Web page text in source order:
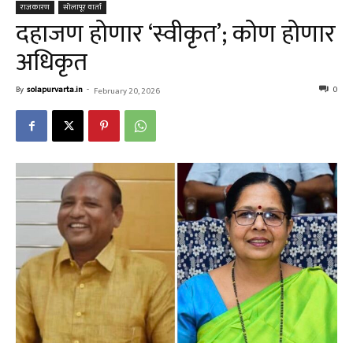
राजकारण सोलापूर वार्ता
दहाजण होणार ‘स्वीकृत’; कोण होणार
अधिकृत
By solapurvarta.in - February 20, 2026 0